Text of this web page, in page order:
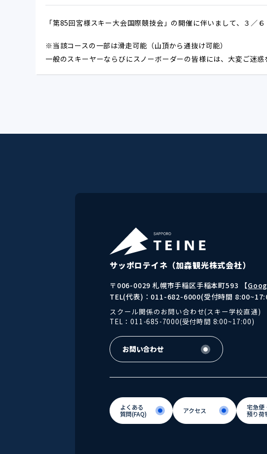
「第85回宮様スキー大会国際競技会」の開催に伴いまして、３／
※当該コースの一部は滑走可能（山頂から通抜け可能）
一般のスキーヤーならびにスノーボーダーの皆様には、大変ご迷
サッポロテイネ （加森観光株式会社）
〒006-0029 札幌市手稲区手稲本町593 【
TEL(代表)：011-682-6000(受付時間
スクール関係のお問い合わせ(スキー学校直通)
TEL：011-685-7000(受付時間 8:00~17:00)
お問い合わせ
よくある
質問(FAQ)
アクセス
アクセス
宅急便
預り荷